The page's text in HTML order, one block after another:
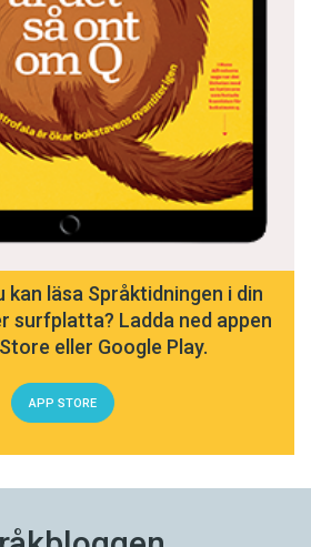
kan läsa Språktidningen i din
surfplatta? Ladda ned appen
eller Google Play.
APP STORE